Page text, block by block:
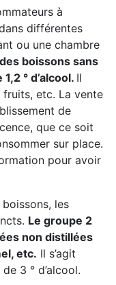
à
différentes
ou une chambre
boissons sans
° d’alcool. Il
fruits, etc. La vente
de
que ce soit
sur place.
pour avoir
les
Le groupe 2
non distillées
etc. Il s’agit
3 ° d’alcool.